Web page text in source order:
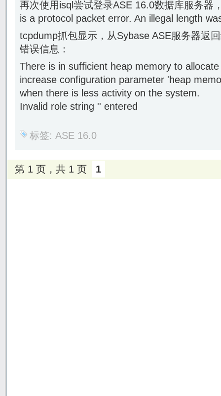
再次使用isql尝试登录ASE 16.0数据库服务器
is a protocol packet error. An illegal length
tcpdump抓包显示，从Sybase ASE服务器返
错误信息：
There is in sufficient heap memory to
increase configuration parameter 'heap
when there is less activity on the system.
Invalid role string '' entered
标签: ASE 16.0
第 1 页，共 1 页 1